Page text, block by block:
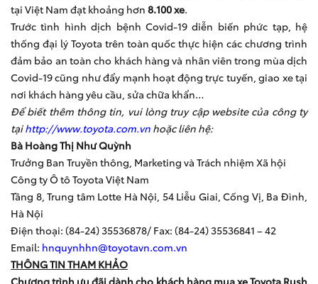
tại Việt Nam đạt khoảng hơn 8.100 xe.
Trước tình hình dịch bệnh Covid-19 diễn biến phức tạp, hệ
thống đại lý Toyota trên toàn quốc thực hiện các chương trình
đảm bảo an toàn cho khách hàng và nhân viên trong mùa dịch
Covid-19 cũng như đẩy mạnh hoạt động trực tuyến, giao xe tại
nơi khách hàng yêu cầu, sửa chữa khẩn…
Để biết thêm thông tin, vui lòng truy cập website của công ty
tại http://www.toyota.com.vn hoặc liên hệ:
Bà Hoàng Thị Như Quỳnh
Trưởng Ban Truyền thông, Marketing và Trách nhiệm Xã hội
Công ty Ô tô Toyota Việt Nam
Tầng 8, Trung tâm Lotte Hà Nội, 54 Liễu Giai, Cống Vị, Ba Đình,
Hà Nội
Điện thoại: (84-24) 35536878/ Fax: (84-24) 35536841 – 42
Email: hnquynhhn@toyotavn.com.vn
THÔNG TIN THAM KHẢO
Chương trình ưu đãi dành cho khách hàng mua xe Toyota Rush